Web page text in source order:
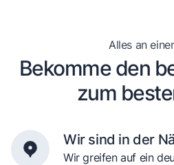
Alles an
Bekomme den
zum
Wir sind in der
Wir greifen auf ein